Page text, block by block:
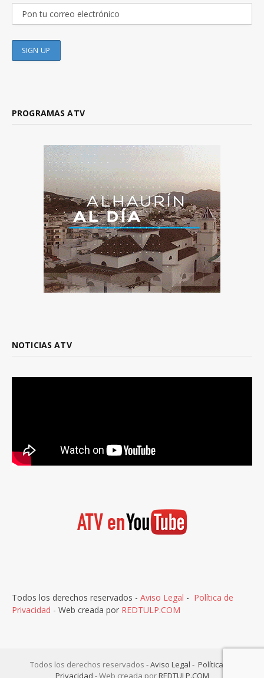
PROGRAMAS ATV
NOTICIAS ATV
Todos los derechos reservados - Aviso Legal - Política de
Privacidad - Web creada por REDTULP.COM
Todos los derechos reservados -Aviso Legal - Política de
Privacidad - Web creada porREDTULP.COM